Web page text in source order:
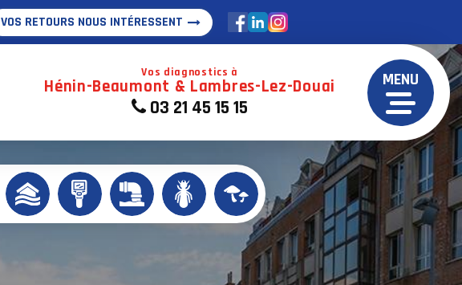
VOS RETOURS NOUS INTÉRESSENT
Vos diagnostics à
Hénin-Beaumont & Lambres-Lez-Douai
03 21 45 15 15
MENU